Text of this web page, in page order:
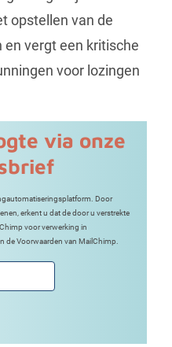
opstellen van de
en vergt een kritische
voor lozingen
via onze
Door
erkent u dat de door u verstrekte
voor verwerking in
de Voorwaarden van MailChimp.